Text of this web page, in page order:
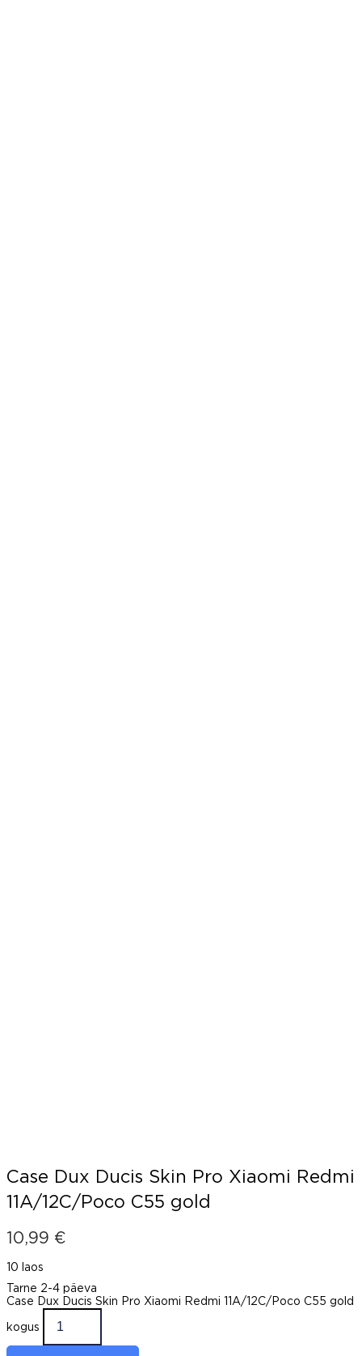
Case Dux Ducis Skin Pro Xiaomi Redmi
11A/12C/Poco C55 gold
10,99 €
10 laos
Tarne 2-4 päeva
Case Dux Ducis Skin Pro Xiaomi Redmi 11A/12C/Poco C55 gold
kogus